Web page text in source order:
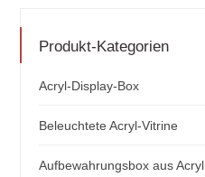
Produkt-Kategorien
Acryl-Display-Box
Beleuchtete Acryl-Vitrine
Aufbewahrungsbox aus Acryl